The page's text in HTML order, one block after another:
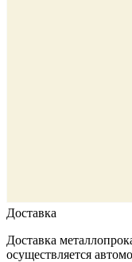
Доставка
Доставка
осуществляется